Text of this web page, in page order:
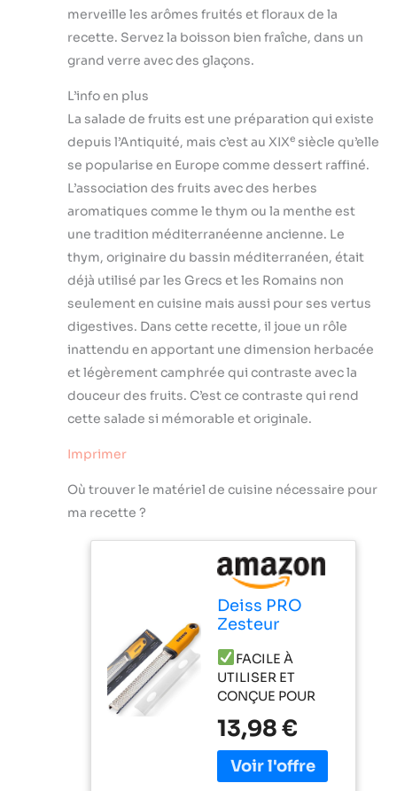
merveille les arômes fruités et floraux de la
recette. Servez la boisson bien fraîche, dans un
grand verre avec des glaçons.
L’info en plus
La salade de fruits est une préparation qui existe
depuis l’Antiquité, mais c’est au XIXe siècle qu’elle
se popularise en Europe comme dessert raffiné.
L’association des fruits avec des herbes
aromatiques comme le thym ou la menthe est
une tradition méditerranéenne ancienne. Le
thym, originaire du bassin méditerranéen, était
déjà utilisé par les Grecs et les Romains non
seulement en cuisine mais aussi pour ses vertus
digestives. Dans cette recette, il joue un rôle
inattendu en apportant une dimension herbacée
et légèrement camphrée qui contraste avec la
douceur des fruits. C’est ce contraste qui rend
cette salade si mémorable et originale.
Imprimer
Où trouver le matériel de cuisine nécessaire pour
ma recette ?
Deiss PRO
Zesteur
Râpe à
Fromage
Manuelle -
Parmesan,
Citron,
Gingembre,
Ail, Noix de
FACILE À
UTILISER ET
CONÇUE POUR
râpeuse cuisine
dispose d'une
lame en acier
13,98 €